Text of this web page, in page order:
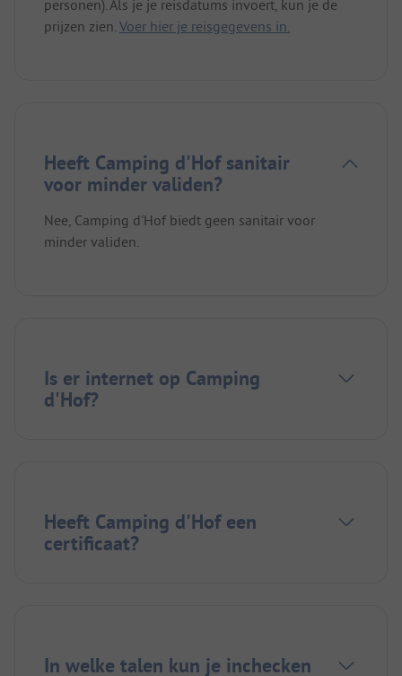
personen). Als je je reisdatums invoert, kun je de
prijzen zien. Voer hier je reisgegevens in.
Heeft Camping d'Hof sanitair
voor minder validen?
Nee, Camping d'Hof biedt geen sanitair voor
minder validen.
Is er internet op Camping
d'Hof?
Heeft Camping d'Hof een
certificaat?
In welke talen kun je inchecken